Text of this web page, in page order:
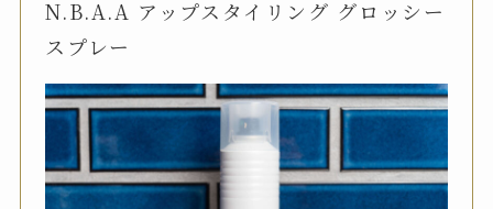
N.B.A.A アップスタイリング グロッシー
スプレー